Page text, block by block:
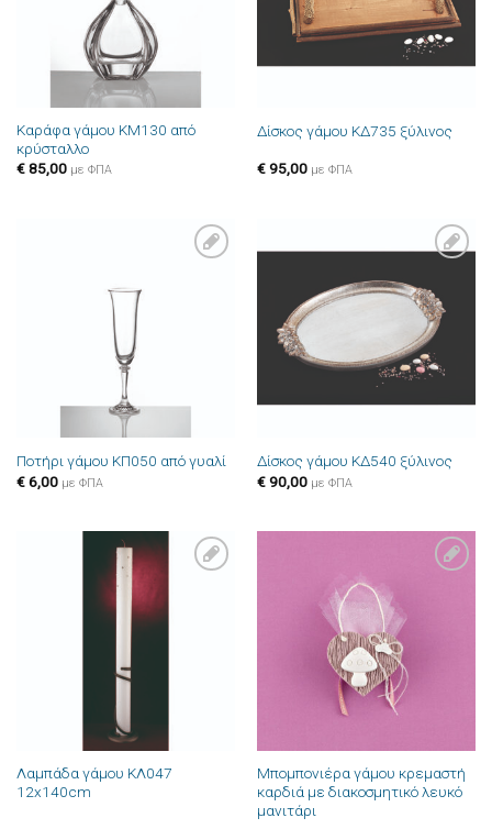
Καράφα γάμου ΚΜ130 από
κρύσταλλο
€85,00 με ΦΠΑ
Δίσκος γάμου ΚΔ735 ξύλινος
€95,00 με ΦΠΑ
Ποτήρι γάμου ΚΠ050 από γυαλί
€6,00 με ΦΠΑ
στην λίστα
επιθυμιών
Δίσκος γάμου ΚΔ540 ξύλινος
€90,00 με ΦΠΑ
επιθυμιών
Λαμπάδα γάμου ΚΛ047
12x140cm
επιθυμιών
Μπομπονιέρα γάμου κρεμαστή
καρδιά με διακοσμητικό λευκό
μανιτάρι